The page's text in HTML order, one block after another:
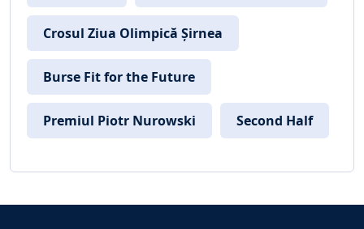
Crosul Ziua Olimpică Șirnea
Burse Fit for the Future
Premiul Piotr Nurowski Second Half